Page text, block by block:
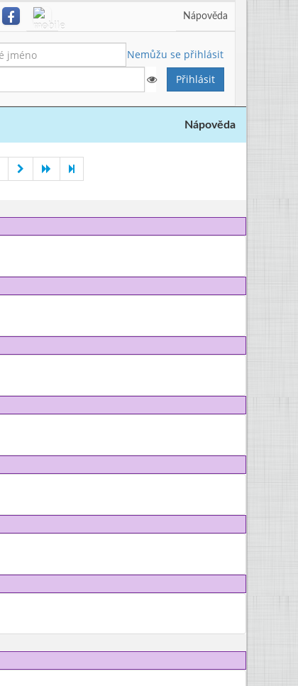
Nápověda
Nemůžu se přihlásit
Nápověda